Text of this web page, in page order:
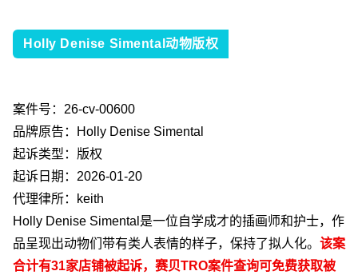
Holly Denise Simental动物版权
案件号： 26-cv-00600
品牌原告：
Holly Denise Simental
起诉类型：版权
起诉日期： 2026-01-20
代理律所：
keith
Holly Denise Simental 是一位自学成才的插画师和护士，作
品呈现出动物们带有类人表情的样子，保持了拟人化。 该案
合计有31家店铺被起诉，赛贝TRO案件查询可免费获取被